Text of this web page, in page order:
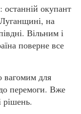
окупант
на
Вільним і
поверне все
вагомим для
перемоги. Вже
рішень.